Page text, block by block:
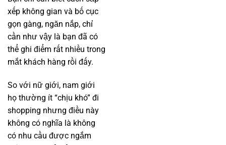
xếp không gian và bố cục
gọn gàng, ngăn nắp, chỉ
cần như vậy là bạn đã có
thể ghi điểm rất nhiều trong
mắt khách hàng rồi đấy.
So với nữ giới, nam giới
họ thường ít “chịu khó” đi
shopping nhưng điều này
không có nghĩa là không
có nhu cầu được ngắm